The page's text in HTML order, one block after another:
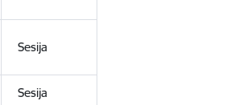
Sesija
Sesija